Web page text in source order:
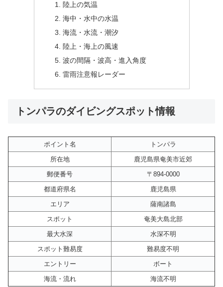
陸上の気温
海中・水中の水温
海流・水流・潮汐
陸上・海上の風速
波の間隔・波高・進入角度
雷雨注意報レーダー
トンパラのダイビングスポット情報
ポイント名
トンパラ
所在地
鹿児島県奄美市近郊
郵便番号
〒894-0000
都道府県名
鹿児島県
エリア
薩南諸島
スポット
奄美大島北部
最大水深
水深不明
スポット難易度
難易度不明
エントリー
ボート
海流・流れ
海流不明